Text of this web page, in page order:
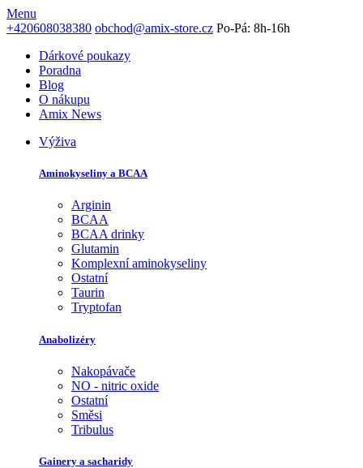
Menu
+420608038380 obchod@amix-store.cz Po-Pá: 8h-16h
Dárkové poukazy
Poradna
Blog
O nákupu
Amix News
Výživa
Aminokyseliny a BCAA
Arginin
BCAA
BCAA drinky
Glutamin
Komplexní aminokyseliny
Ostatní
Taurin
Tryptofan
Anabolizéry
Nakopávače
NO - nitric oxide
Ostatní
Směsi
Tribulus
Gainery a sacharidy